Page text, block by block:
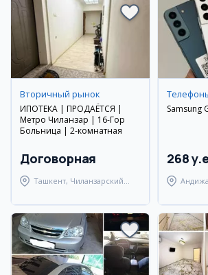
Вторичный рынок
ИПОТЕКА | ПРОДАЁТСЯ |
Метро Чиланзар | 16-Гор
Больница | 2-комнатная
Договорная
Ташкент, Чиланзарский
Samsung
268